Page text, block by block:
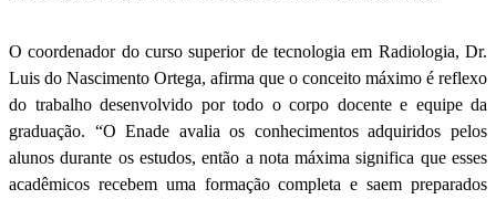
O coordenador do curso superior de tecnologia em Radiologia, Dr.
Luis do Nascimento Ortega, afirma que o conceito máximo é reflexo
do trabalho desenvolvido por todo o corpo docente e equipe da
graduação. “O Enade avalia os conhecimentos adquiridos pelos
alunos durante os estudos, então a nota máxima significa que esses
acadêmicos recebem uma formação completa e saem preparados